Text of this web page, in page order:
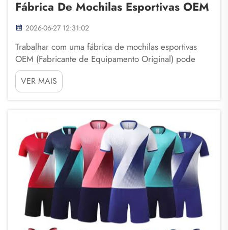
Fábrica De Mochilas Esportivas OEM
2026-06-27 12:31:02
Trabalhar com uma fábrica de mochilas esportivas
OEM (Fabricante de Equipamento Original) pode
trazer muitas vantagens para empresas. A Fuzhou
Saipulang Trading é uma empresa especializada
nesse segmento. Ao estabelecer uma parceria com
você pode obter altos...
VER MAIS